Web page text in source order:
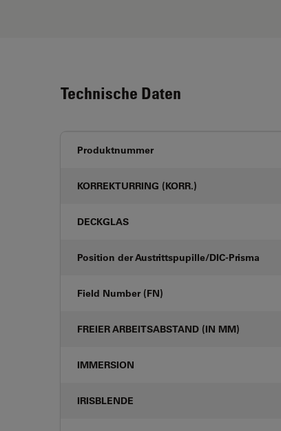
Technische Daten
Produktnummer
KORREKTURRING (KORR.)
DECKGLAS
Position der Austrittspupille/DIC-Prisma
Field Number (FN)
FREIER ARBEITSABSTAND (IN MM)
IMMERSION
IRISBLENDE